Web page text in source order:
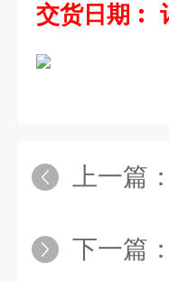
交货日期︰
上一篇：
下一篇：